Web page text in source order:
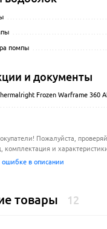
помпы
и документы
Frozen Warframe 360
Пожалуйста,
комплектация и
в описании
товары 12